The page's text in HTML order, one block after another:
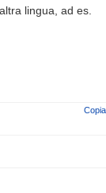
lingua, ad es.
Copia